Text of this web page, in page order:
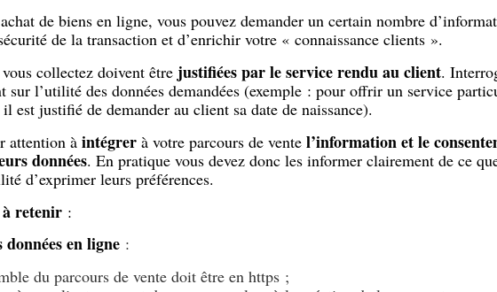
de biens en ligne, vous pouvez demander un certain nombre
de la transaction et d’enrichir votre « connaissance clients ».
collectez doivent être justifiées par le service rendu au client.
sur l’utilité des données demandées (exemple : pour offrir un service
est justifié de demander au client sa date de naissance).
attention à intégrerà votre parcours de vente l’information et le
données. En pratique vous devez donc les informer clairement de ce
d’exprimer leurs préférences.
à retenir:
données en ligne:
du parcours de vente doit être en https ;